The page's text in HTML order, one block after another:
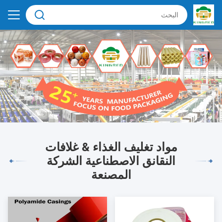
مواد تغليف الغذاء & غلافات
النقانق الاصطناعية الشركة
المصنعة